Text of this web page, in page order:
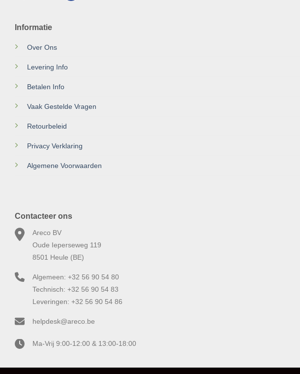
Informatie
Over Ons
Levering Info
Betalen Info
Vaak Gestelde Vragen
Retourbeleid
Privacy Verklaring
Algemene Voorwaarden
Contacteer ons
Areco BV
Oude Ieperseweg 119
8501 Heule (BE)
Algemeen: +32 56 90 54 80
Technisch: +32 56 90 54 83
Leveringen: +32 56 90 54 86
helpdesk@areco.be
Ma-Vrij 9:00-12:00 & 13:00-18:00